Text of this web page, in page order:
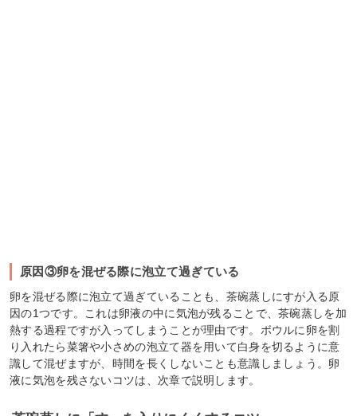
原因③卵を混ぜる際に泡立て過ぎている
卵を混ぜる際に泡立て過ぎていることも、茶碗蒸しにすが入る原
因の1つです。これは卵液の中に気泡が残ることで、茶碗蒸しを加
熱する過程ですが入ってしまうことが理由です。ボウルに卵を割
り入れたら菜箸や小さめの泡立て器を用いて白身を切るように意
識して混ぜますが、時間を長くしないことも意識しましょう。卵
液に気泡を残さないコツは、次章で説明します。